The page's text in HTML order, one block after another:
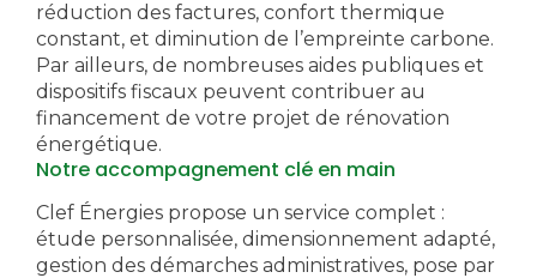
réduction des factures, confort thermique
constant, et diminution de l’empreinte carbone.
Par ailleurs, de nombreuses aides publiques et
dispositifs fiscaux peuvent contribuer au
financement de votre projet de rénovation
énergétique.
Notre accompagnement clé en main
Clef Énergies propose un service complet :
étude personnalisée, dimensionnement adapté,
gestion des démarches administratives, pose par